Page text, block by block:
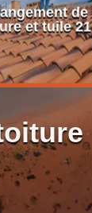
de
et tuile 21